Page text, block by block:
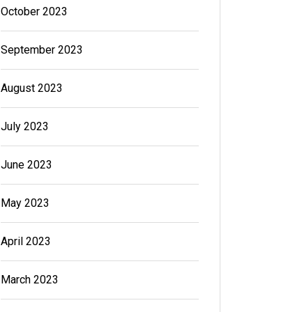
October 2023
September 2023
August 2023
July 2023
June 2023
May 2023
April 2023
March 2023